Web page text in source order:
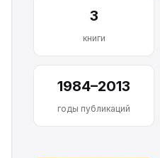
3
книги
1984–2013
годы публикаций